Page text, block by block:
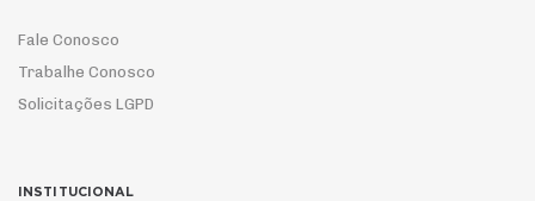
Fale Conosco
Trabalhe Conosco
Solicitações LGPD
INSTITUCIONAL